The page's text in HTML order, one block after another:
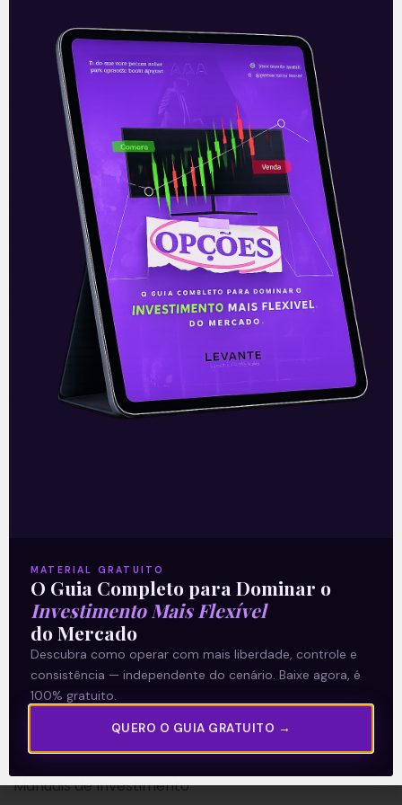
XP compra fatia minoritária do
Grupo Levante
A XP anunciou, na manhã desta segunda-
feira (02), a compra de uma fatia
minoritária no Grupo Levante. A Levante
Ideias é uma casa de análises
Leia mais
02/08/2021
Termos e Condições
Política de Privacidade
Explore
Artigos
E Eu Com Isso?
Vídeos no Youtube
Manuais de Investimento
MATERIAL GRATUITO
O Guia Completo para Dominar o
Investimento Mais Flexível
do Mercado
Descubra como operar com mais liberdade, controle e
consistência — independente do cenário. Baixe agora, é
100% gratuito.
QUERO O GUIA GRATUITO →